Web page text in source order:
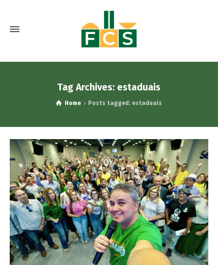
Tag Archives: estaduais
Home Posts tagged: estaduais